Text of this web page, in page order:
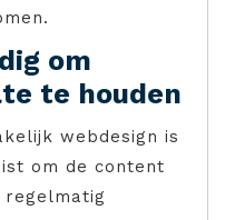
om
te houden
webdesign is
om de content